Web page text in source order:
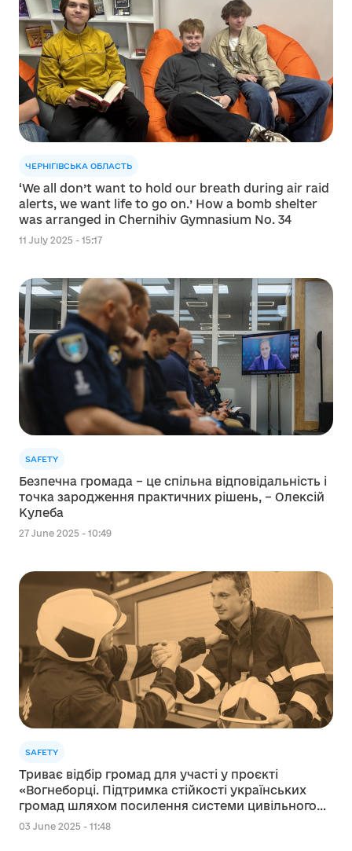
ЧЕРНІГІВСЬКА ОБЛАСТЬ
‘We all don’t want to hold our breath during air raid
alerts, we want life to go on.’ How a bomb shelter
was arranged in Chernihiv Gymnasium No. 34
11 July 2025 - 15:17
SAFETY
Безпечна громада – це спільна відповідальність і
точка зародження практичних рішень, – Олексій
Кулеба
27 June 2025 - 10:49
SAFETY
Триває відбір громад для участі у проєкті
«Вогнеборці. Підтримка стійкості українських
громад шляхом посилення системи цивільного
захисту на місцевому рівні»
03 June 2025 - 11:48